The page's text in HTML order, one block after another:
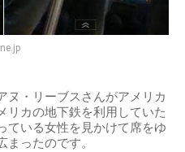
ヌ・リーブスさんがアメリカ
リカの地下鉄を利用していた
ている女性を見かけて席をゆ
ったのです。